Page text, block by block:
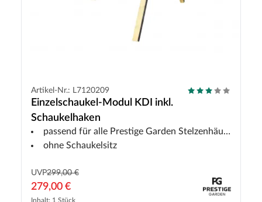
Artikel-Nr.: L7120209
Einzelschaukel-Modul KDI inkl.
Schaukelhaken
passend für alle Prestige Garden Stelzenhäuser
ohne Schaukelsitz
UVP299,00 €
279,00 €
Inhalt: 1 Stück